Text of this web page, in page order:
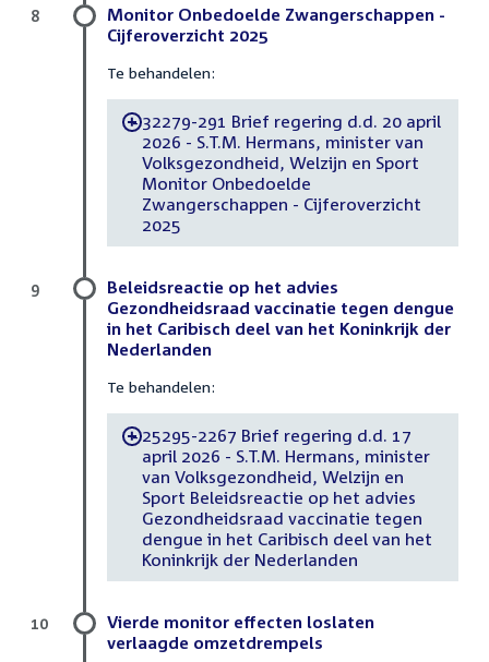
Monitor Onbedoelde Zwangerschappen -
Cijferoverzicht 2025
Te behandelen:
-32279-291 Brief regering d.d. 20 april
2026 - S.T.M. Hermans, minister van
Volksgezondheid, Welzijn en Sport
Monitor Onbedoelde
Zwangerschappen - Cijferoverzicht
2025
8
Beleidsreactie op het advies
Gezondheidsraad vaccinatie tegen dengue
in het Caribisch deel van het Koninkrijk der
Nederlanden
Te behandelen:
-25295-2267 Brief regering d.d. 17
april 2026 - S.T.M. Hermans, minister
van Volksgezondheid, Welzijn en
Sport Beleidsreactie op het advies
Gezondheidsraad vaccinatie tegen
dengue in het Caribisch deel van het
Koninkrijk der Nederlanden
9
Vierde monitor effecten loslaten
verlaagde omzetdrempels
10